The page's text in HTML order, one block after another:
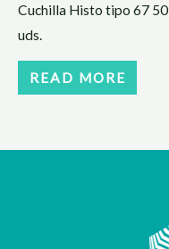
Cuchilla Histo tipo 67 50
uds.
READ MORE